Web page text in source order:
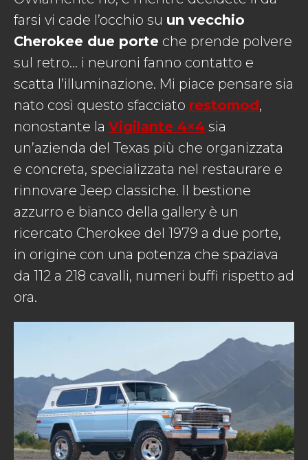
farsi vi cade l’occhio su un vecchio
Cherokee due porte che prende polvere
sul retro… i neuroni fanno contatto e
scatta l’illuminazione. Mi piace pensare sia
nato così questo sfacciato restomod ,
nonostante la Vigilante 4×4 sia
un’azienda del Texas più che organizzata
e concreta, specializzata nel restaurare e
rinnovare Jeep classiche. Il bestione
azzurro e bianco della gallery è un
ricercato Cherokee del 1979 a due porte,
in origine con una potenza che spaziava
da 112 a 218 cavalli, numeri buffi rispetto ad
ora.